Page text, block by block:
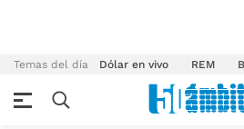
Temas del día Dólar en vivo REM